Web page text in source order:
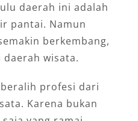
daerah ini adalah
pantai. Namun
berkembang,
wisata.
profesi dari
Karena bukan